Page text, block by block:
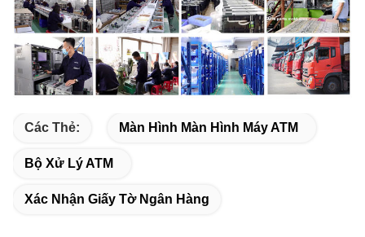
Các Thẻ: Màn Hình Màn Hình Máy ATM
Bộ Xử Lý ATM
Xác Nhận Giấy Tờ Ngân Hàng